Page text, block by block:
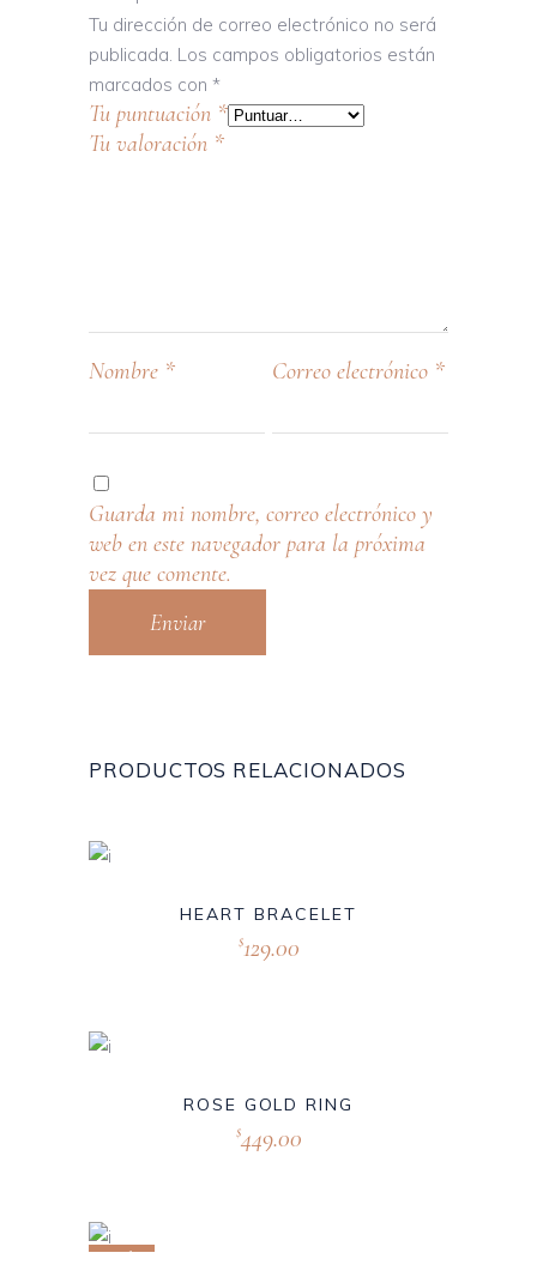
Tu dirección de correo electrónico no será
publicada. Los campos obligatorios están
marcados con *
Tu puntuación *
Tu valoración *
Nombre * Correo electrónico *
Guarda mi nombre, correo electrónico y
web en este navegador para la próxima
vez que comente.
PRODUCTOS RELACIONADOS
HEART BRACELET
$129.00
ROSE GOLD RING
$449.00
Sale